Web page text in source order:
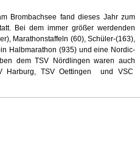
Brombachsee fand dieses Jahr zum
Bei dem immer größer werdenden
Marathonstaffeln (60), Schüler-(163),
Halbmarathon (935) und eine Nordic-
dem TSV Nördlingen waren auch
Harburg, TSV Oettingen und VSC